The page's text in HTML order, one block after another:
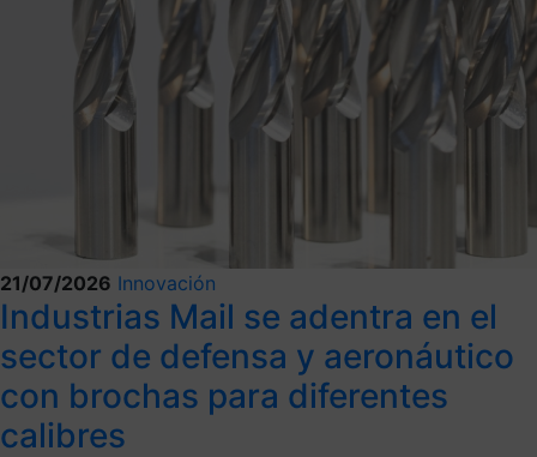
21/07/2026 Innovación
Industrias Mail se adentra en el
sector de defensa y aeronáutico
con brochas para diferentes
calibres